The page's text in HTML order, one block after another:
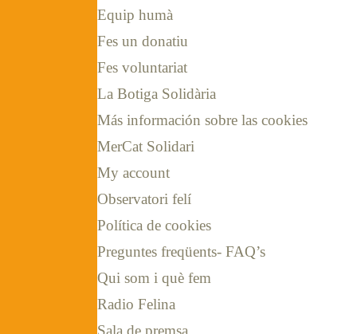
Equip humà
Fes un donatiu
Fes voluntariat
La Botiga Solidària
Más información sobre las cookies
MerCat Solidari
My account
Observatori felí
Política de cookies
Preguntes freqüents- FAQ’s
Qui som i què fem
Radio Felina
Sala de premsa